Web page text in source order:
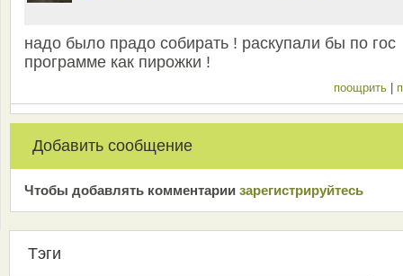
надо было прадо собирать ! раскупали бы по гос
программе как пирожки !
поощрить
Добавить сообщение
Чтобы добавлять комментарии зарeгиcтрирyйтeсь
Тэги